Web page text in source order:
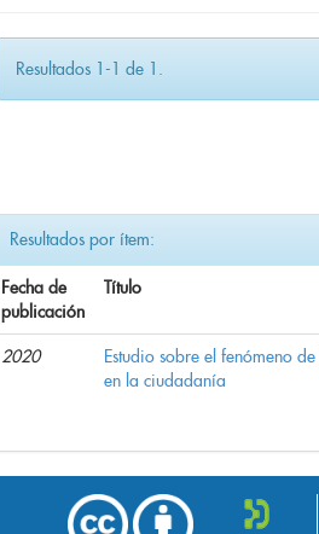
Resultados 1-1 de 1.
Resultados por ítem:
Fecha de
publicación
Título
2020
Estudio sobre el fenómeno
en la ciudadanía